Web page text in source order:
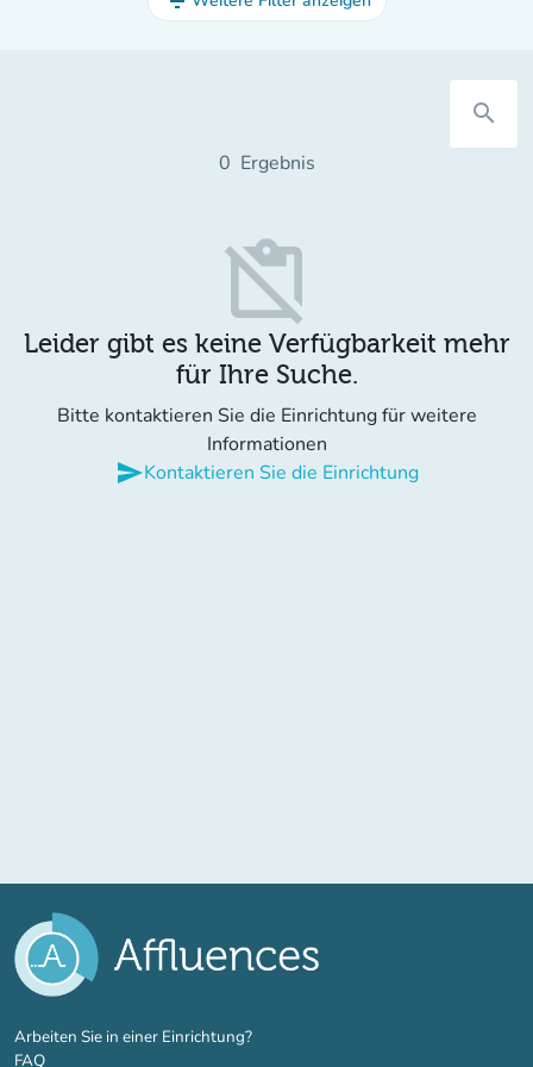
search
0 Ergebnis
content_paste_off
Leider gibt es keine Verfügbarkeit mehr
für Ihre Suche.
Bitte kontaktieren Sie die Einrichtung für weitere
Informationen
sendKontaktieren Sie die Einrichtung
Arbeiten Sie in einer Einrichtung?(new tab)
FAQ